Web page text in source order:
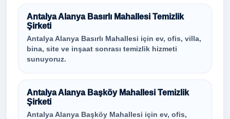
Antalya Alanya Basırlı Mahallesi Temizlik
Şirketi
Antalya Alanya Basırlı Mahallesi için ev, ofis, villa,
bina, site ve inşaat sonrası temizlik hizmeti
sunuyoruz.
Antalya Alanya Başköy Mahallesi Temizlik
Şirketi
Antalya Alanya Başköy Mahallesi için ev, ofis,